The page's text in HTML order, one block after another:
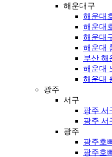
해운대구
해운대
해운대
해운대
해운대
부산 해
해운대
해운대
광주
서구
광주 서
광주 서
광주
광주호
광주호